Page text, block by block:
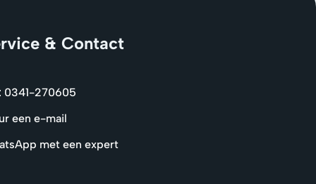
& Contact
0341-270605
een e-mail
met een expert